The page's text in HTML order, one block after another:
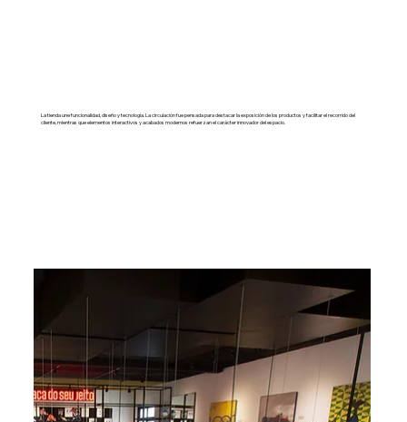
La tienda une funcionalidad, diseño y tecnología. La circulación fue pensada para destacar la exposición de los productos y facilitar el recorrido del
cliente, mientras que elementos interactivos y acabados modernos refuerzan el carácter innovador del espacio.